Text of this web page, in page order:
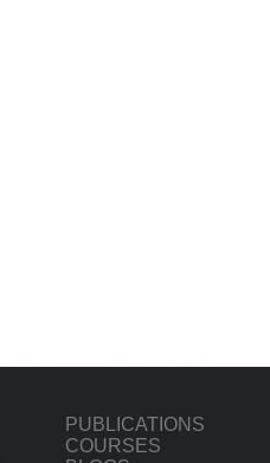
PUBLICATIONS
COURSES